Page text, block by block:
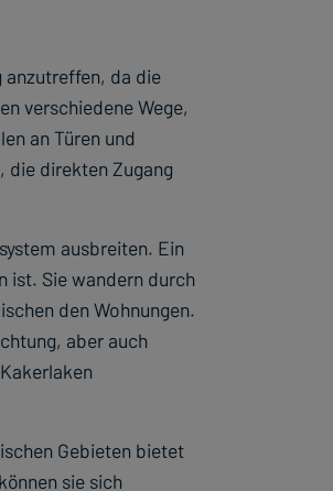
anzutreffen, da die
verschiedene Wege,
an Türen und
die direkten Zugang
ausbreiten. Ein
ist. Sie wandern durch
den Wohnungen.
aber auch
Gebieten bietet
sie sich